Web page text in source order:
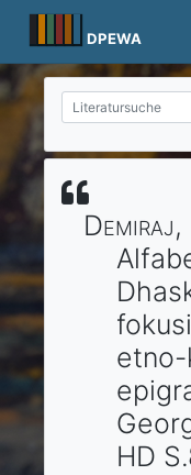
content
DPEWA
Demiraj,
HD